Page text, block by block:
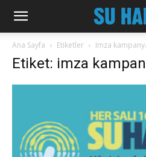
Ana Sayfa Etiketler Imza
Etiket: imza